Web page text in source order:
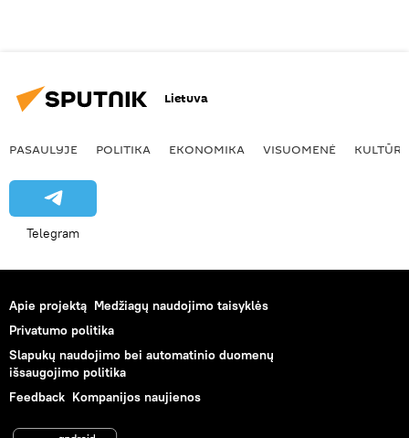
Lietuva
PASAULYJE POLITIKA EKONOMIKA VISUOMENĖ KULTŪRA
Telegram
Apie projektą Medžiagų naudojimo taisyklės
Privatumo politika
Slapukų naudojimo bei automatinio duomenų
išsaugojimo politika
Feedback Kompanijos naujienos